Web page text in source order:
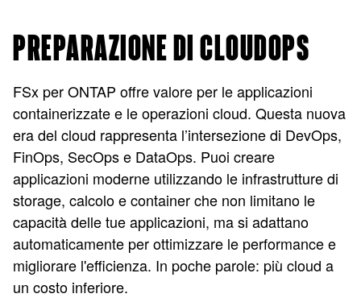
PREPARAZIONE DI CLOUDOPS
FSx per ONTAP offre valore per le applicazioni
containerizzate e le operazioni cloud. Questa nuova
era del cloud rappresenta l’intersezione di DevOps,
FinOps, SecOps e DataOps. Puoi creare
applicazioni moderne utilizzando le infrastrutture di
storage, calcolo e container che non limitano le
capacità delle tue applicazioni, ma si adattano
automaticamente per ottimizzare le performance e
migliorare l'efficienza. In poche parole: più cloud a
un costo inferiore.